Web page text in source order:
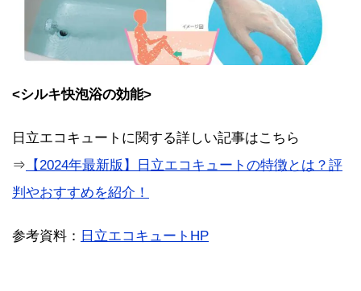
<シルキ快泡浴の効能>
日立エコキュートに関する詳しい記事はこちら
⇒ 【2024年最新版】日立エコキュートの特徴とは？評
判やおすすめを紹介！
参考資料： 日立エコキュートHP